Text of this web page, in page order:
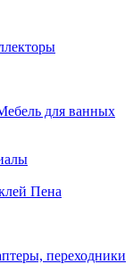
для ванных
Пена
переходники